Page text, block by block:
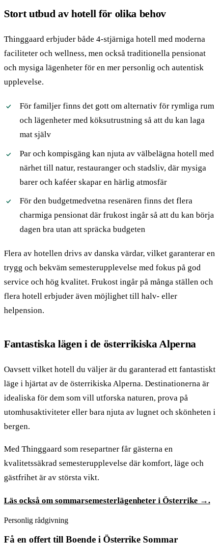
Stort utbud av hotell för olika behov
Thinggaard erbjuder både 4-stjärniga hotell med moderna
faciliteter och wellness, men också traditionella pensionat
och mysiga lägenheter för en mer personlig och autentisk
upplevelse.
För familjer finns det gott om alternativ för rymliga rum
och lägenheter med köksutrustning så att du kan laga
mat själv
Par och kompisgäng kan njuta av välbelägna hotell med
närhet till natur, restauranger och stadsliv, där mysiga
barer och kaféer skapar en härlig atmosfär
För den budgetmedvetna resenären finns det flera
charmiga pensionat där frukost ingår så att du kan börja
dagen bra utan att spräcka budgeten
Flera av hotellen drivs av danska värdar, vilket garanterar en
trygg och bekväm semesterupplevelse med fokus på god
service och hög kvalitet. Frukost ingår på många ställen och
flera hotell erbjuder även möjlighet till halv- eller
helpension.
Fantastiska lägen i de österrikiska Alperna
Oavsett vilket hotell du väljer är du garanterad ett fantastiskt
läge i hjärtat av de österrikiska Alperna. Destinationerna är
idealiska för dem som vill utforska naturen, prova på
utomhusaktiviteter eller bara njuta av lugnet och skönheten i
bergen.
Med Thinggaard som resepartner får gästerna en
kvalitetssäkrad semesterupplevelse där komfort, läge och
gästfrihet är av största vikt.
Läs också om sommarsemesterlägenheter i Österrike →.
Personlig rådgivning
Få en offert till Boende i Österrike Sommar